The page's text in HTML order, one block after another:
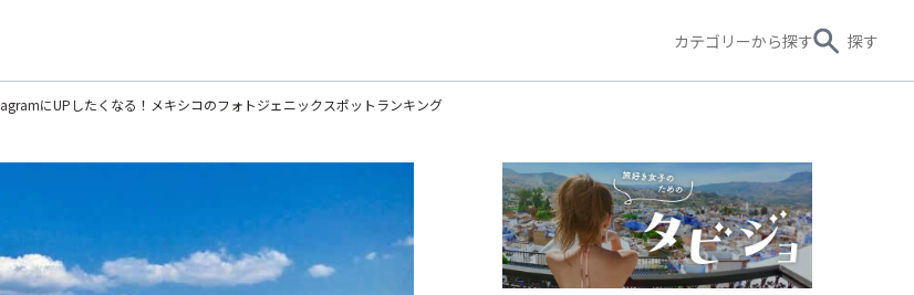
カテゴリーから探す 探す
にUPしたくなる！メキシコのフォトジェニックスポットランキング